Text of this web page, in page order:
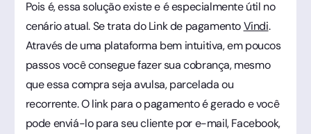
Pois é, essa solução existe e é especialmente útil no
cenário atual. Se trata do Link de pagamentoVindi.
Através de uma plataforma bem intuitiva, em poucos
passos você consegue fazer sua cobrança, mesmo
que essa compra seja avulsa, parcelada ou
recorrente. O link para o pagamento é gerado e você
pode enviá-lo para seu cliente por e-mail, Facebook,